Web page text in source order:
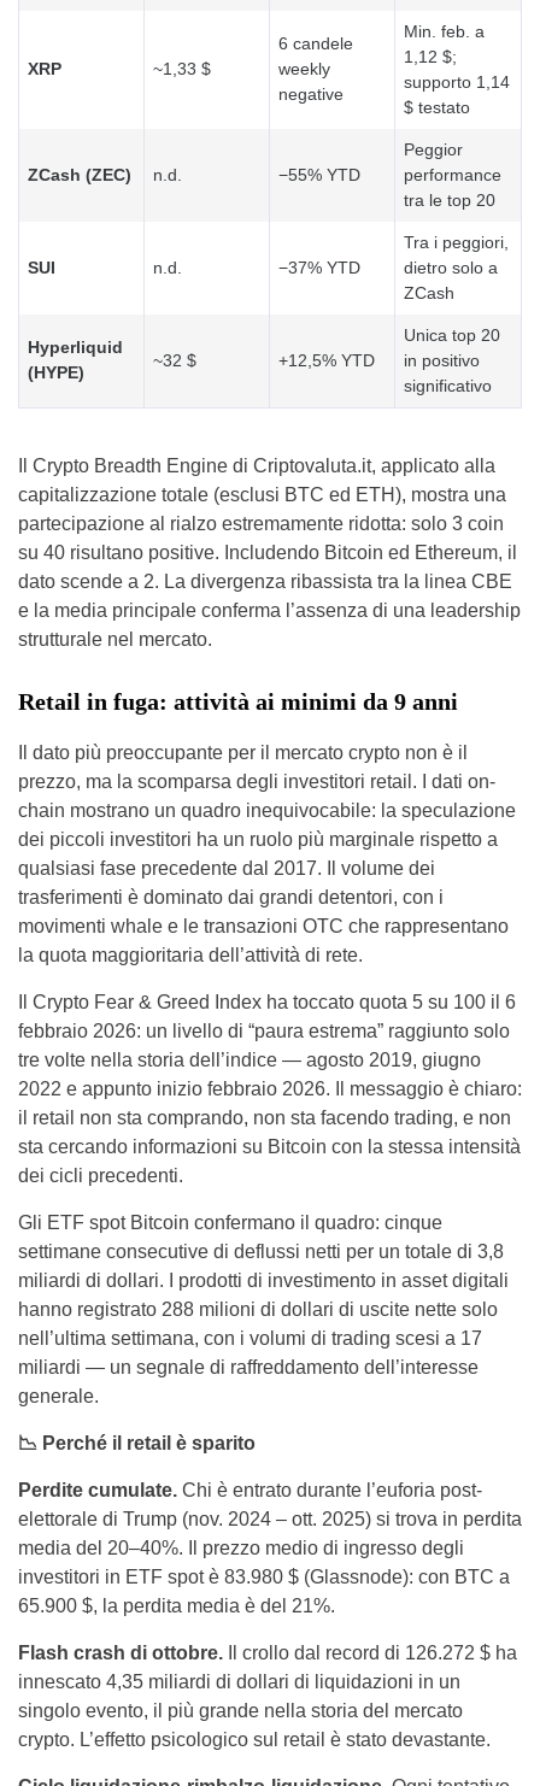
XRP ~1,33 $
6 candele
weekly
negative
Min. feb. a
1,12 $;
supporto 1,14
$ testato
ZCash (ZEC) n.d. −55% YTD
Peggior
performance
tra le top 20
SUI n.d. −37% YTD
Tra i peggiori,
dietro solo a
ZCash
Hyperliquid
(HYPE)
~32 $ +12,5% YTD
Unica top 20
in positivo
significativo
Il Crypto Breadth Engine di Criptovaluta.it, applicato alla
capitalizzazione totale (esclusi BTC ed ETH), mostra una
partecipazione al rialzo estremamente ridotta: solo 3 coin
su 40 risultano positive. Includendo Bitcoin ed Ethereum, il
dato scende a 2. La divergenza ribassista tra la linea CBE
e la media principale conferma l’assenza di una leadership
strutturale nel mercato.
Retail in fuga: attività ai minimi da 9 anni
Il dato più preoccupante per il mercato crypto non è il
prezzo, ma la scomparsa degli investitori retail. I dati on-
chain mostrano un quadro inequivocabile: la speculazione
dei piccoli investitori ha un ruolo più marginale rispetto a
qualsiasi fase precedente dal 2017. Il volume dei
trasferimenti è dominato dai grandi detentori, con i
movimenti whale e le transazioni OTC che rappresentano
la quota maggioritaria dell’attività di rete.
Il Crypto Fear & Greed Index ha toccato quota 5 su 100 il 6
febbraio 2026: un livello di “paura estrema” raggiunto solo
tre volte nella storia dell’indice — agosto 2019, giugno
2022 e appunto inizio febbraio 2026. Il messaggio è chiaro:
il retail non sta comprando, non sta facendo trading, e non
sta cercando informazioni su Bitcoin con la stessa intensità
dei cicli precedenti.
Gli ETF spot Bitcoin confermano il quadro: cinque
settimane consecutive di deflussi netti per un totale di 3,8
miliardi di dollari. I prodotti di investimento in asset digitali
hanno registrato 288 milioni di dollari di uscite nette solo
nell’ultima settimana, con i volumi di trading scesi a 17
miliardi — un segnale di raffreddamento dell’interesse
generale.
📉 Perché il retail è sparito
Perdite cumulate. Chi è entrato durante l’euforia post-
elettorale di Trump (nov. 2024 – ott. 2025) si trova in perdita
media del 20–40%. Il prezzo medio di ingresso degli
investitori in ETF spot è 83.980 $ (Glassnode): con BTC a
65.900 $, la perdita media è del 21%.
Flash crash di ottobre.
Il crollo dal record di 126.272 $ ha
innescato 4,35 miliardi di dollari di liquidazioni in un
singolo evento, il più grande nella storia del mercato
crypto. L’effetto psicologico sul retail è stato devastante.